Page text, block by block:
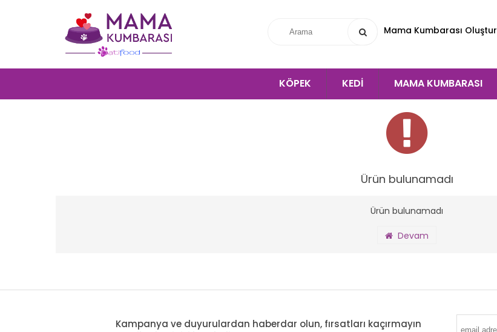
Mama Kumbarası Oluştur
KÖPEK KEDİ MAMA KUMBARASI
Ürün bulunamadı
Ürün bulunamadı
Devam
Kampanya ve duyurulardan haberdar olun, fırsatları kaçırmayın